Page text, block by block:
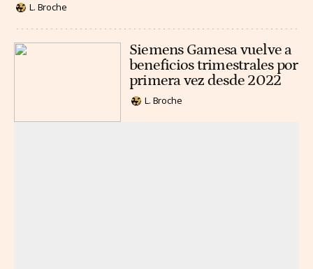
L. Broche
Siemens Gamesa vuelve a
beneficios trimestrales por
primera vez desde 2022
L. Broche